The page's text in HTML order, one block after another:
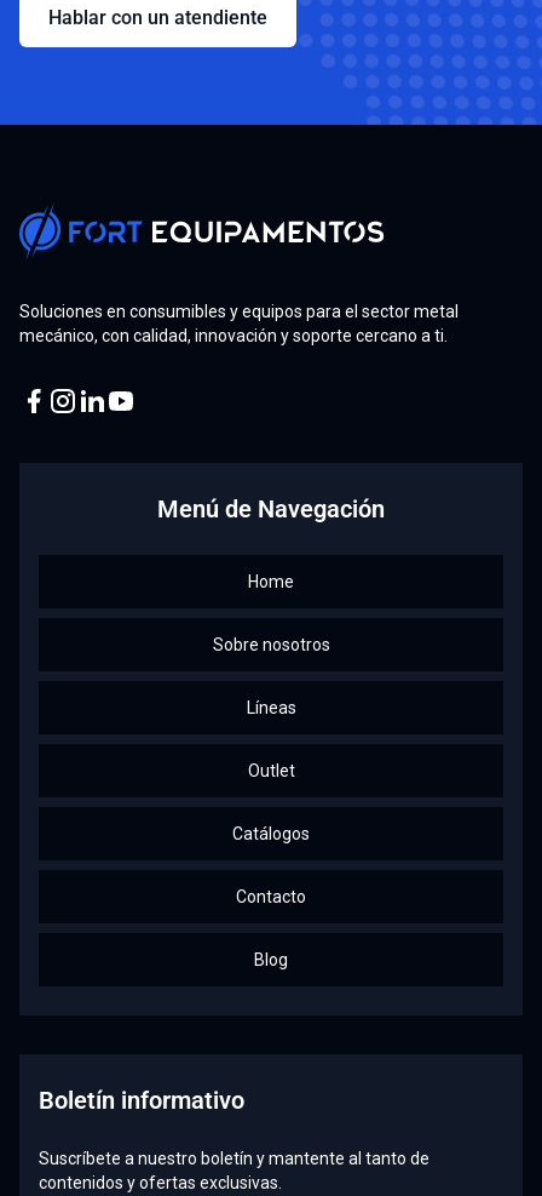
Hablar con un atendiente
Soluciones en consumibles y equipos para el sector metal
mecánico, con calidad, innovación y soporte cercano a ti.
Menú de Navegación
Home
Sobre nosotros
Líneas
Outlet
Catálogos
Contacto
Blog
Boletín informativo
Suscríbete a nuestro boletín y mantente al tanto de
contenidos y ofertas exclusivas.